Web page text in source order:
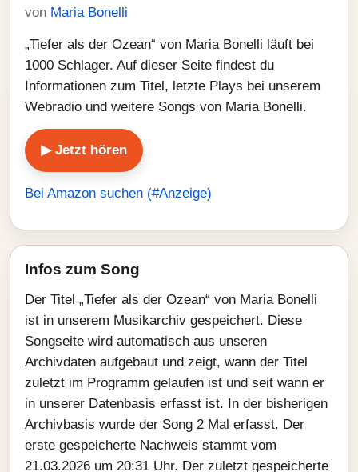
von Maria Bonelli
„Tiefer als der Ozean“ von Maria Bonelli läuft bei
1000 Schlager. Auf dieser Seite findest du
Informationen zum Titel, letzte Plays bei unserem
Webradio und weitere Songs von Maria Bonelli.
▶ Jetzt hören
Bei Amazon suchen (#Anzeige)
Infos zum Song
Der Titel „Tiefer als der Ozean“ von Maria Bonelli
ist in unserem Musikarchiv gespeichert. Diese
Songseite wird automatisch aus unseren
Archivdaten aufgebaut und zeigt, wann der Titel
zuletzt im Programm gelaufen ist und seit wann er
in unserer Datenbasis erfasst ist. In der bisherigen
Archivbasis wurde der Song 2 Mal erfasst. Der
erste gespeicherte Nachweis stammt vom
21.03.2026 um 20:31 Uhr. Der zuletzt gespeicherte